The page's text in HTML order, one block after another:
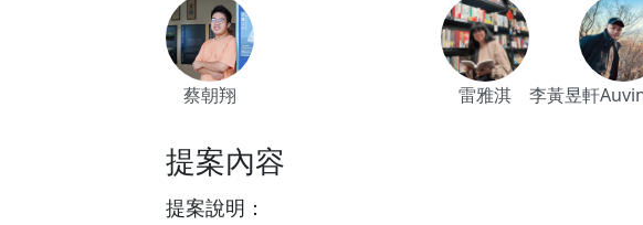
蔡朝翔 雷雅淇 李黃昱軒
提案內容
提案說明：